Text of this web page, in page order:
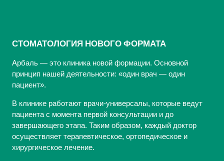
СТОМАТОЛОГИЯ НОВОГО ФОРМАТА
Арбаль — это клиника новой формации. Основной
принцип нашей деятельности: «один врач — один
пациент».
В клинике работают врачи-универсалы, которые ведут
пациента с момента первой консультации и до
завершающего этапа. Таким образом, каждый доктор
осуществляет терапевтическое, ортопедическое и
хирургическое лечение.